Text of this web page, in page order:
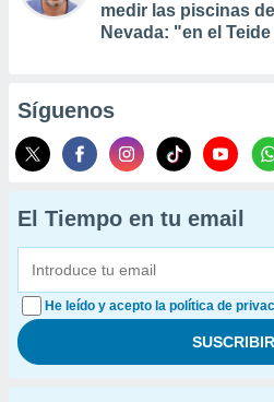
medir las piscinas
Nevada: "en el
Síguenos
El Tiempo en tu email
He leído y acepto la política de